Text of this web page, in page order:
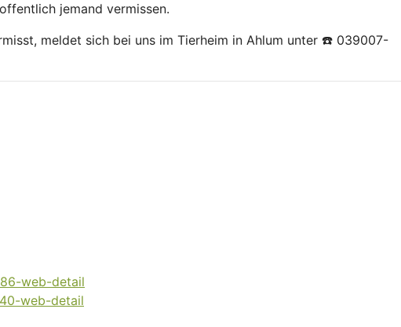
jemand vermissen.
meldet sich bei uns im Tierheim in Ahlum unter ☎️ 039007-